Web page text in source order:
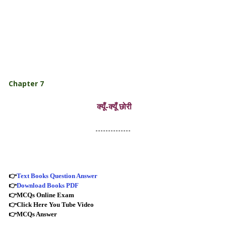
Chapter 7
क्यूँ-क्यूँ छोरी
--------------
👉Text Books Question Answer
👉Download Books PDF
👉MCQs Online Exam
👉Click Here You Tube Video
👉MCQs Answer